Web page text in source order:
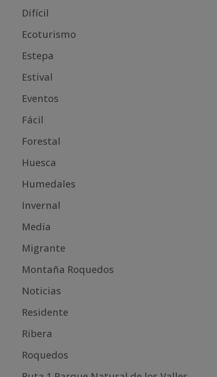
Difícil
Ecoturismo
Estepa
Estival
Eventos
Fácil
Forestal
Huesca
Humedales
Invernal
Media
Migrante
Montaña Roquedos
Noticias
Residente
Ribera
Roquedos